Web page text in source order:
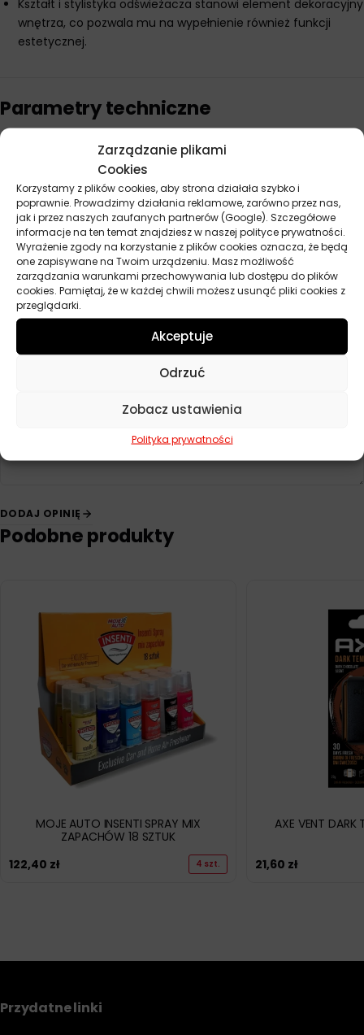
Zarządzanie plikami
Cookies
Korzystamy z plików cookies, aby strona działała szybko i
poprawnie. Prowadzimy działania reklamowe, zarówno przez nas,
jak i przez naszych zaufanych partnerów (Google). Szczegółowe
informacje na ten temat znajdziesz w naszej polityce prywatności.
Wyrażenie zgody na korzystanie z plików cookies oznacza, że będą
one zapisywane na Twoim urządzeniu. Masz możliwość
zarządzania warunkami przechowywania lub dostępu do plików
cookies. Pamiętaj, że w każdej chwili możesz usunąć pliki cookies z
przeglądarki.
Akceptuje
Odrzuć
Zobacz ustawienia
Polityka prywatności
Kształt i stylistyka odświeżacza stanowi element dekoracyjny
wnętrza, co pozwala mu na wypełnienie również funkcji
estetycznej.
Parametry techniczne
AmbiPur
Opinie
Na razie nie ma opinii o produkcie.
Dodaj opinię
Twoja ocena*
DODAJ OPINIĘ
Podobne produkty
MOJE AUTO INSENTI SPRAY MIX
ZAPACHÓW 18 SZTUK
122,40 zł 4 szt.
AXE VENT
21,60 zł
Przydatne linki